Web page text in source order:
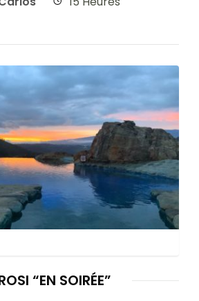
“EN SOIRÉE”